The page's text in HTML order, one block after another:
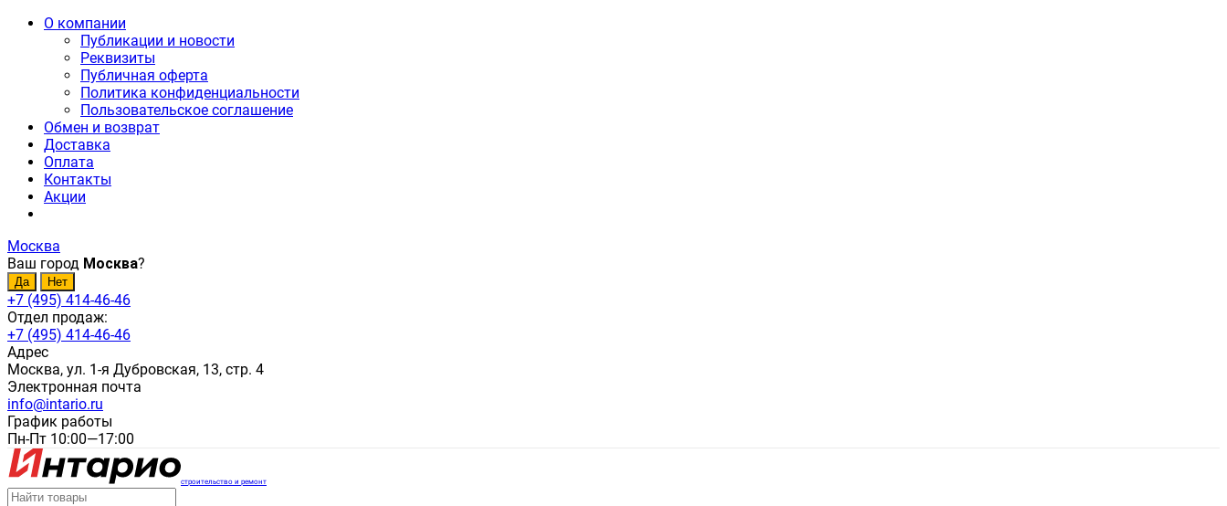
О компании
Публикации и новости
Реквизиты
Публичная оферта
Политика конфиденциальности
Пользовательское соглашение
Обмен и возврат
Доставка
Оплата
Контакты
Акции
Москва
Ваш город Москва?
+7 (495) 414-46-46
Отдел продаж:
+7 (495) 414-46-46
Адрес
Москва, ул. 1-я Дубровская, 13, стр. 4
Электронная почта
info@intario.ru
График работы
Пн-Пт 10:00—17:00
строительство и ремонт